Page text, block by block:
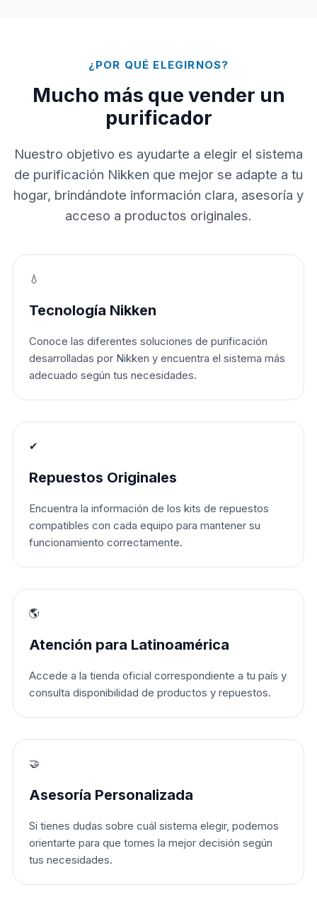
¿POR QUÉ ELEGIRNOS?
Mucho más que vender un
purificador
Nuestro objetivo es ayudarte a elegir el sistema
de purificación Nikken que mejor se adapte a tu
hogar, brindándote información clara, asesoría y
acceso a productos originales.
💧
Tecnología Nikken
Conoce las diferentes soluciones de purificación
desarrolladas por Nikken y encuentra el sistema más
adecuado según tus necesidades.
✔
Repuestos Originales
Encuentra la información de los kits de repuestos
compatibles con cada equipo para mantener su
funcionamiento correctamente.
🌎
Atención para Latinoamérica
Accede a la tienda oficial correspondiente a tu país y
consulta disponibilidad de productos y repuestos.
🤝
Asesoría Personalizada
Si tienes dudas sobre cuál sistema elegir, podemos
orientarte para que tomes la mejor decisión según
tus necesidades.